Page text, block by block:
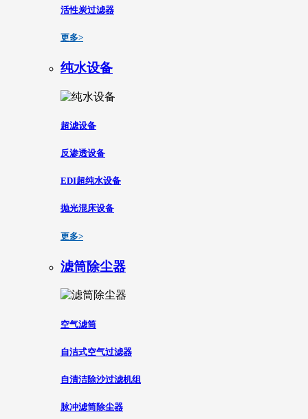
活性炭过滤器
更多>
纯水设备
超滤设备
反渗透设备
EDI超纯水设备
抛光混床设备
更多>
滤筒除尘器
空气滤筒
自洁式空气过滤器
自清洁除沙过滤机组
脉冲滤筒除尘器